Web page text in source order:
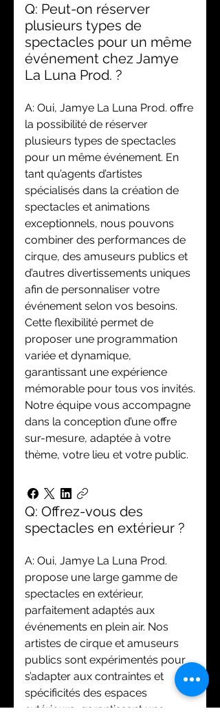
Q: Peut-on réserver
plusieurs types de
spectacles pour un même
événement chez Jamye
La Luna Prod. ?
A: Oui, Jamye La Luna Prod. offre
la possibilité de réserver
plusieurs types de spectacles
pour un même événement. En
tant qu’agents d’artistes
spécialisés dans la création de
spectacles et animations
exceptionnels, nous pouvons
combiner des performances de
cirque, des amuseurs publics et
d’autres divertissements uniques
afin de personnaliser votre
événement selon vos besoins.
Cette flexibilité permet de
proposer une programmation
variée et dynamique,
garantissant une expérience
mémorable pour tous vos invités.
Notre équipe vous accompagne
dans la conception d’une offre
sur-mesure, adaptée à votre
thème, votre lieu et votre public.
Q: Offrez-vous des
spectacles en extérieur ?
A: Oui, Jamye La Luna Prod.
propose une large gamme de
spectacles en extérieur,
parfaitement adaptés aux
événements en plein air. Nos
artistes de cirque et amuseurs
publics sont expérimentés pour
s’adapter aux contraintes et
spécificités des espaces
extérieurs, garantissant une